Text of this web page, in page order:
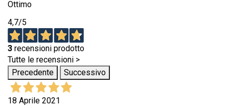
Ottimo
4,7/5
3 recensioni prodotto
Tutte le recensioni >
Precedente
Successivo
18 Aprile 2021